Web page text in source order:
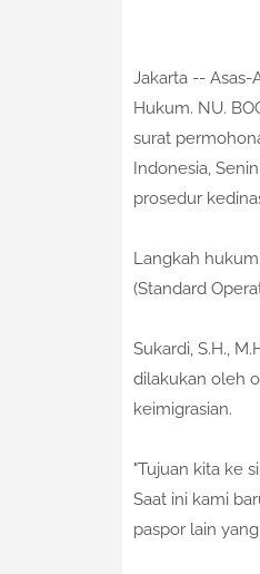
Jakarta -- Asas-
Hukum. NU.
surat
Indonesia,
prosedur
Langkah
(Standard
Sukardi, S.H.,
dilakukan oleh
keimigrasian.
​"Tujuan kita ke
Saat ini kami
paspor lain